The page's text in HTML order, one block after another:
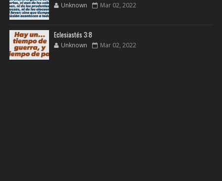
Unknown Mar 02, 2022
Eclesiastés 3:8
Unknown Mar 02, 2022